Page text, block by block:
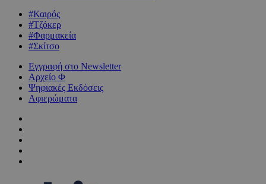
#Καιρός
#Τζόκερ
#Φαρμακεία
#Σκίτσο
Εγγραφή στο Newsletter
Αρχείο Φ
Ψηφιακές Εκδόσεις
Αφιερώματα